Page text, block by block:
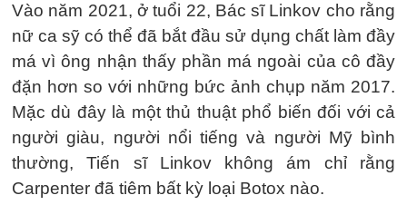
Vào năm 2021, ở tuổi 22, Bác sĩ Linkov cho rằng
nữ ca sỹ có thể đã bắt đầu sử dụng chất làm đầy
má vì ông nhận thấy phần má ngoài của cô đầy
đặn hơn so với những bức ảnh chụp năm 2017.
Mặc dù đây là một thủ thuật phổ biến đối với cả
người giàu, người nổi tiếng và người Mỹ bình
thường, Tiến sĩ Linkov không ám chỉ rằng
Carpenter đã tiêm bất kỳ loại Botox nào.